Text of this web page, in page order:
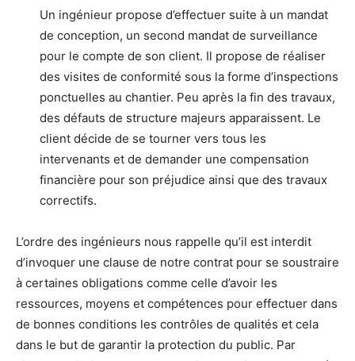
Un ingénieur propose d’effectuer suite à un mandat
de conception, un second mandat de surveillance
pour le compte de son client. Il propose de réaliser
des visites de conformité sous la forme d’inspections
ponctuelles au chantier. Peu après la fin des travaux,
des défauts de structure majeurs apparaissent. Le
client décide de se tourner vers tous les
intervenants et de demander une compensation
financière pour son préjudice ainsi que des travaux
correctifs.
L’ordre des ingénieurs nous rappelle qu’il est interdit
d’invoquer une clause de notre contrat pour se soustraire
à certaines obligations comme celle d’avoir les
ressources, moyens et compétences pour effectuer dans
de bonnes conditions les contrôles de qualités et cela
dans le but de garantir la protection du public. Par